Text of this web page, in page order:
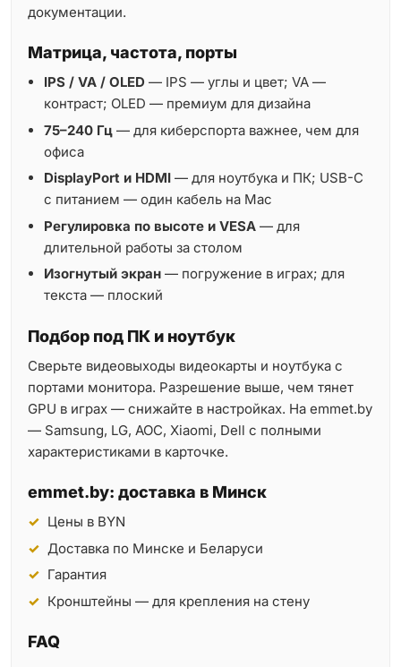
документации.
Матрица, частота, порты
IPS / VA / OLED — IPS — углы и цвет; VA —
контраст; OLED — премиум для дизайна
75–240 Гц — для киберспорта важнее, чем для
офиса
DisplayPort и HDMI — для ноутбука и ПК; USB-C
с питанием — один кабель на Mac
Регулировка по высоте и VESA — для
длительной работы за столом
Изогнутый экран — погружение в играх; для
текста — плоский
Подбор под ПК и ноутбук
Сверьте видеовыходы видеокарты и ноутбука с
портами монитора. Разрешение выше, чем тянет
GPU в играх — снижайте в настройках. На emmet.by
— Samsung, LG, AOC, Xiaomi, Dell с полными
характеристиками в карточке.
emmet.by: доставка в Минск
Цены в BYN
Доставка по Минске и Беларуси
Гарантия
Кронштейны — для крепления на стену
FAQ